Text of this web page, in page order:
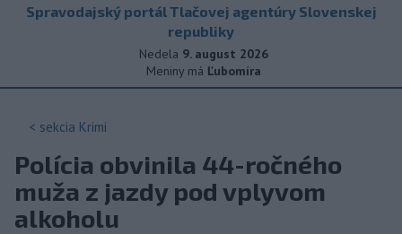
Spravodajský portál Tlačovej agentúry Slovenskej
republiky
Nedela 9. august 2026
Meniny má Ľubomíra
< sekcia Krimi
Polícia obvinila 44-ročného
muža z jazdy pod vplyvom
alkoholu